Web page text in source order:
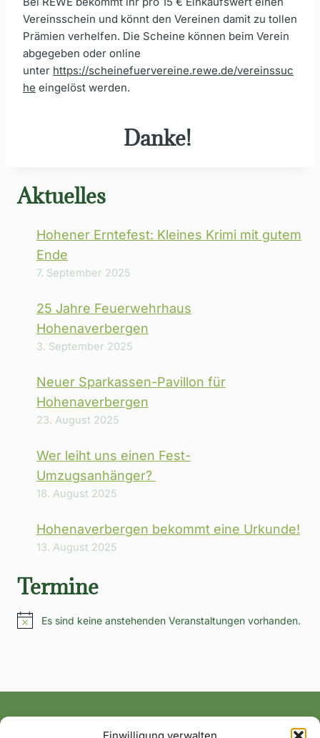
Vereinsschein und könnt den Vereinen damit zu tollen
Prämien verhelfen. Die Scheine können beim Verein
abgegeben oder online
unter https://scheinefuervereine.rewe.de/vereinssuc
he eingelöst werden.
Danke!
Aktuelles
Hohener Erntefest: Kleines Krimi mit gutem
Ende
7. September 2025
25 Jahre Feuerwehrhaus
Hohenaverbergen
3. September 2025
Neuer Sparkassen-Pavillon für
Hohenaverbergen
23. August 2025
Wer leiht uns einen Fest-
Umzugsanhänger?
18. August 2025
Hohenaverbergen bekommt eine Urkunde!
13. August 2025
Termine
HinweisEs sind keine anstehenden Veranstaltungen vorhanden.